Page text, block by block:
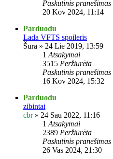
Paskutinis pranešimas
20 Kov 2024, 11:14
Parduodu
Lada VFTS spoileris
Šūra » 24 Lie 2019, 13:59
1 Atsakymai
3515 Peržiūrėta
Paskutinis pranešimas
16 Kov 2024, 15:32
Parduodu
zibintai
cbr» 24 Sau 2022, 11:16
1 Atsakymai
2389 Peržiūrėta
Paskutinis pranešimas
26 Vas 2024, 21:30